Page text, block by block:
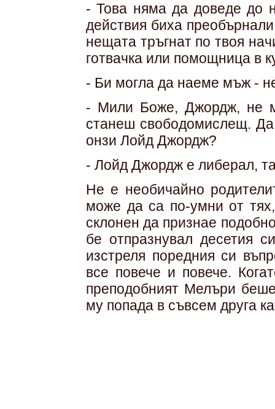
- Това няма да доведе до
действия биха
нещата тръгнат по твоя
готвачка или помощница в
- Би могла да наеме мъж -
- Мили Боже, Джордж, не
станеш свободомислещ.
онзи Лойд Джордж?
- Лойд Джордж е либерал,
Не е необичайно
може да са по-умни от
склонен да признае
бе отпразнувал десетия
изстреля поредния си
все повече и повече.
преподобният Мелъри
му попада в съвсем друга